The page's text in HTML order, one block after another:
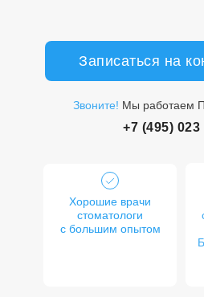
Записаться на
+7 (495) 023
Хорошие врачи
стоматологи
с большим опытом
Звоните! Мы работаем